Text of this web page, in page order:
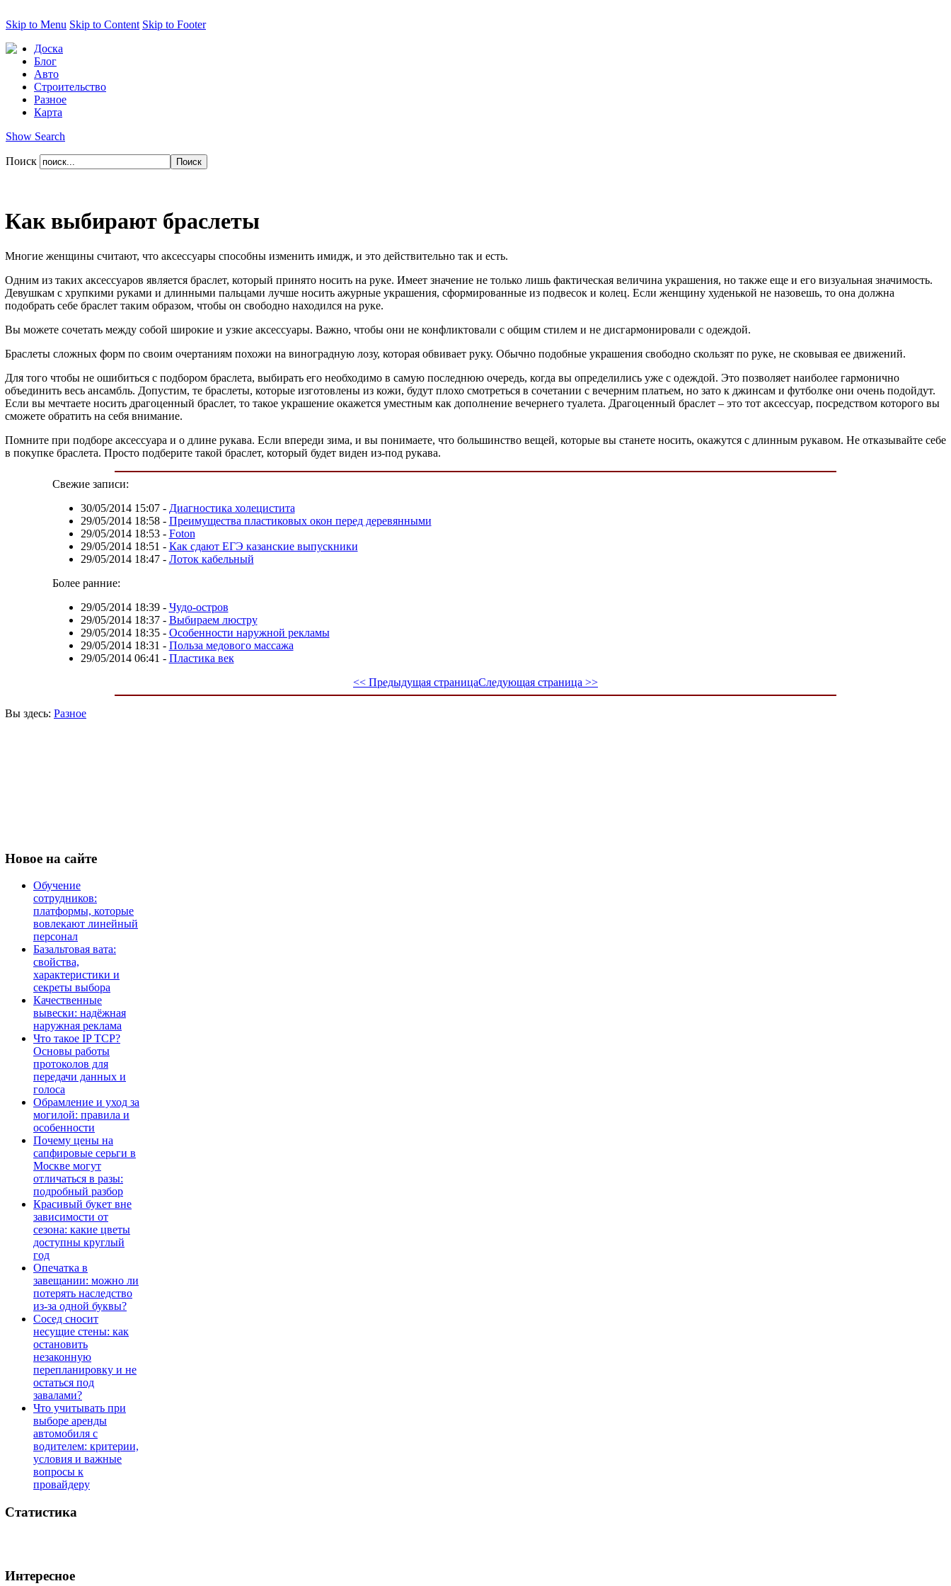
Skip to Menu Skip to Content Skip to Footer
Доска
Блог
Авто
Строительство
Разное
Карта
Show Search
Поиск
Как выбирают браслеты
Многие женщины считают, что аксессуары способны изменить имидж, и это действительно так и есть.
Одним из таких аксессуаров является браслет, который принято носить на руке. Имеет значение не только лишь фактическая величина украшения, но также еще и его визуальная значимость.
Девушкам с хрупкими руками и длинными пальцами лучше носить ажурные украшения, сформированные из подвесок и колец. Если женщину худенькой не назовешь, то она должна
подобрать себе браслет таким образом, чтобы он свободно находился на руке.
Вы можете сочетать между собой широкие и узкие аксессуары. Важно, чтобы они не конфликтовали с общим стилем и не дисгармонировали с одеждой.
Браслеты сложных форм по своим очертаниям похожи на виноградную лозу, которая обвивает руку. Обычно подобные украшения свободно скользят по руке, не сковывая ее движений.
Для того чтобы не ошибиться с подбором браслета, выбирать его необходимо в самую последнюю очередь, когда вы определились уже с одеждой. Это позволяет наиболее гармонично
объединить весь ансамбль. Допустим, те браслеты, которые изготовлены из кожи, будут плохо смотреться в сочетании с вечерним платьем, но зато к джинсам и футболке они очень подойдут.
Если вы мечтаете носить драгоценный браслет, то такое украшение окажется уместным как дополнение вечернего туалета. Драгоценный браслет – это тот аксессуар, посредством которого вы
сможете обратить на себя внимание.
Помните при подборе аксессуара и о длине рукава. Если впереди зима, и вы понимаете, что большинство вещей, которые вы станете носить, окажутся с длинным рукавом. Не отказывайте себе
в покупке браслета. Просто подберите такой браслет, который будет виден из-под рукава.
Свежие записи:
30/05/2014 15:07- Диагностика холецистита
29/05/2014 18:58- Преимущества пластиковых окон перед деревянными
29/05/2014 18:53- Foton
29/05/2014 18:51 - Как сдают ЕГЭ казанские выпускники
29/05/2014 18:47- Лоток кабельный
Более ранние:
29/05/2014 18:39- Чудо-остров
29/05/2014 18:37- Выбираем люстру
29/05/2014 18:35- Особенности наружной рекламы
29/05/2014 18:31 - Польза медового массажа
29/05/2014 06:41 - Пластика век
<< Предыдущая страницаСледующая страница >>
Вы здесь: Разное
Новое на сайте
Обучение
сотрудников:
платформы, которые
вовлекают линейный
персонал
Базальтовая вата:
свойства,
характеристики и
секреты выбора
Качественные
вывески: надёжная
наружная реклама
Что такое IP TCP?
Основы работы
протоколов для
передачи данных и
голоса
Обрамление и уход за
могилой: правила и
особенности
Почему цены на
сапфировые серьги в
Москве могут
отличаться в разы:
подробный разбор
Красивый букет вне
зависимости от
сезона: какие цветы
доступны круглый
год
Опечатка в
завещании: можно ли
потерять наследство
из-за одной буквы?
Сосед сносит
несущие стены: как
остановить
незаконную
перепланировку и не
остаться под
завалами?
Что учитывать при
выборе аренды
автомобиля с
водителем: критерии,
условия и важные
вопросы к
провайдеру
Статистика
Интересное